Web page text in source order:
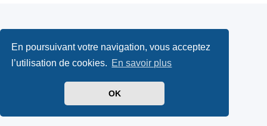
En poursuivant votre navigation, vous acceptez
l’utilisation de cookies. En savoir plus
OK